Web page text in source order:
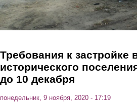
Требования к застройке
исторического
до 10 декабря
понедельник, 9 ноября, 2020 - 17:19